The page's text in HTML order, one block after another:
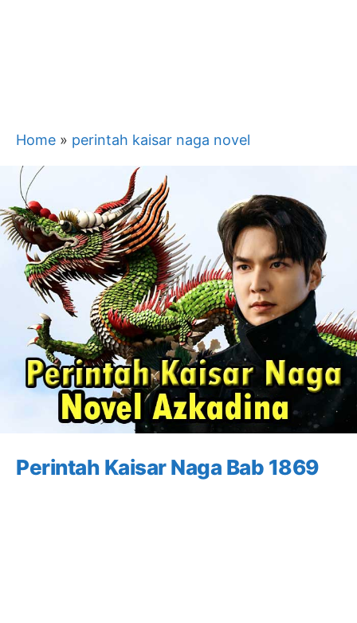
Home » perintah kaisar naga novel
Perintah Kaisar Naga Bab 1869